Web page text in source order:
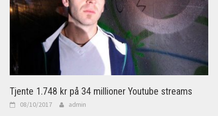
Tjente 1.748 kr på 34 millioner Youtube streams
08/10/2017 admin